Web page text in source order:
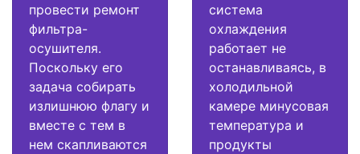
провести ремонт
фильтра-
осушителя.
Поскольку его
задача собирать
излишнюю флагу и
вместе с тем в
нем скапливаются
система
охлаждения
работает не
останавливаясь, в
холодильной
камере минусовая
температура и
продукты